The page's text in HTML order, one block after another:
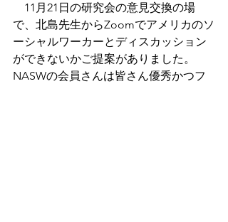
11月21日の研究会の意見交換の場
で、北島先生からZoomでアメリカのソ
ーシャルワーカーとディスカッション
ができないかご提案がありました。
NASWの会員さんは皆さん優秀かつフ